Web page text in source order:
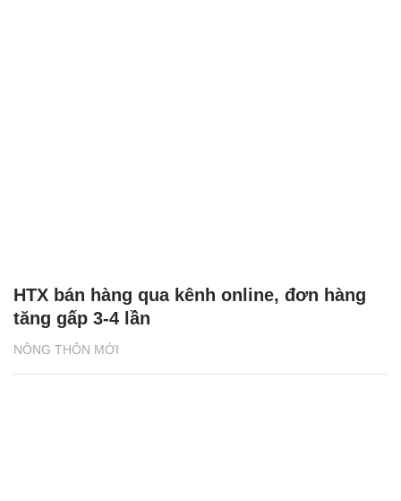
NÔNG THÔN MỚI
HTX bán hàng qua kênh online, đơn hàng
tăng gấp 3-4 lần